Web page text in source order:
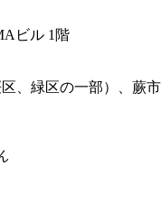
ビル 1階
、緑区の一部）、蕨